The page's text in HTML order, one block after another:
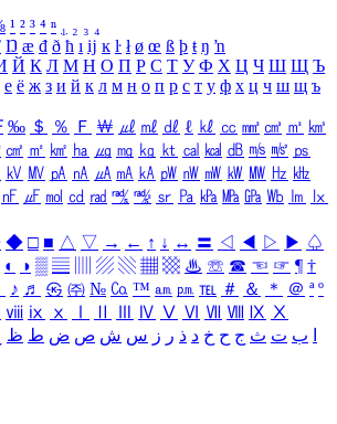
¹ ² ³ ⁴ ⁿ ₁ ₂ ₃ ₄
Ŋ æ đ ð ħ ı ĳ ĸ ŀ ł ø œ ß þ ŧ ŋ ŉ
Й К Л М Н О П Р С Т У Ф Х Ц Ч Ш Щ Ъ
е ё ж з и й к л м н о п р с т у ф х ц ч ш щ ъ
‰ ＄ ％ Ｆ ￦ ㎕ ㎖ ㎗ ℓ ㎘ ㏄ ㎣ ㎤ ㎥ ㎦
㎠ ㎡ ㎢ ㏊ ㎍ ㎎ ㎏ ㏏ ㎈ ㎉ ㏈ ㎧ ㎨ ㎰
㎸ ㎹ ㎀ ㎁ ㎂ ㎃ ㎄ ㎺ ㎻ ㎽ ㎾ ㎿ ㎐ ㎑
㎋ ㎌ ㏖ ㏅ ㎭ ㎮ ㎯ ㏛ ㎩ ㎪ ㎫ ㎬ ㏝ ㏐
㏓
◆ □ ■ △ ▽ → ← ↑ ↓ ↔ 〓 ◁ ◀ ▷ ▶ ♤
◐ ◑ ▒ ▤ ▨ ▧ ▦ ▩ ♨ ☏ ☎ ☜ ☞ ¶ †
♪ ♬ ㉿ ㈜ № ㏇ ™ ㏂ ㏘ ℡ ＃ ＆ ＊ ＠ ª º
ⅷ ⅸ ⅹ Ⅳ Ⅴ Ⅵ Ⅶ Ⅷ Ⅸ Ⅹ
ب ت ث ج ح خ د ذ ر ز س ش ص ض ط ظ